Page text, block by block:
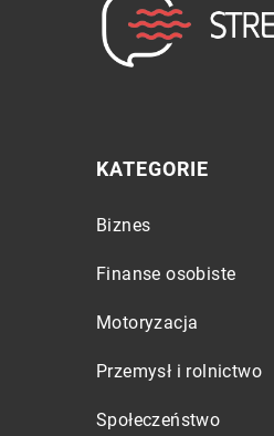
KATEGORIE
Biznes
Finanse osobiste
Motoryzacja
Przemysł i rolnictwo
Społeczeństwo